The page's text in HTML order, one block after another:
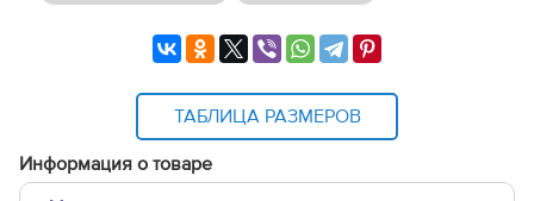
ТАБЛИЦА РАЗМЕРОВ
Информация о товаре